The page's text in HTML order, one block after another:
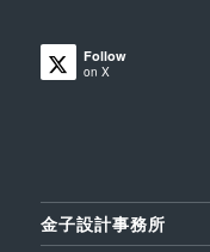
Follow
on X
金子設計事務所